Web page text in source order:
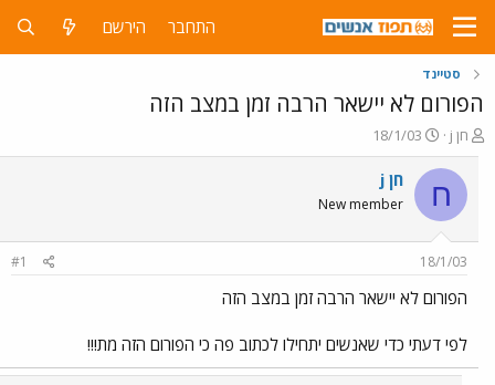
התחבר הירשם
סטיינד
הפורום לא יישאר הרבה זמן במצב הזה
פ
ו
ת
ח
ה
ש
א
חן j
פ
ו
ר
ס
ם
ת
ר
18/1/03
ח חן j
New member
18/1/03
#1
הפורום לא יישאר הרבה זמן במצב הזה
לפי דעתי כדי שאנשים יתחילו לכתוב פה כי הפורום הזה מת!!!